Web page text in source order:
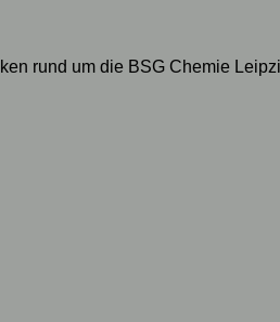
rund um die BSG Chemie